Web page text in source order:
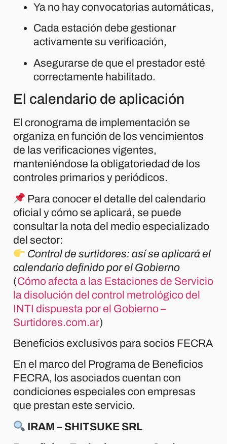
Ya no hay convocatorias automáticas,
Cada estación debe gestionar
activamente su verificación,
Asegurarse de que el prestador esté
correctamente habilitado.
El calendario de aplicación
El cronograma de implementación se
organiza en función de los vencimientos
de las verificaciones vigentes,
manteniéndose la obligatoriedad de los
controles primarios y periódicos.
Para conocer el detalle del calendario
oficial y cómo se aplicará, se puede
consultar la nota del medio especializado
del sector:
Control de surtidores: así se aplicará el
calendario definido por el Gobierno
(Cómo afecta a las Estaciones de Servicio
la disolución del control metrológico del
INTI dispuesta por el Gobierno –
Surtidores.com.ar)
Beneficios exclusivos para socios FECRA
En el marco del Programa de Beneficios
FECRA, los asociados cuentan con
condiciones especiales con empresas
que prestan este servicio.
IRAM – SHITSUKE SRL